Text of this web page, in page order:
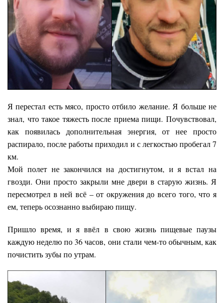
Я перестал есть мясо, просто отбило желание. Я больше не
знал, что такое тяжесть после приема пищи. Почувствовал,
как появилась дополнительная энергия, от нее просто
распирало, после работы приходил и с легкостью пробегал 7
км.
Мой полет не закончился на достигнутом, и я встал на
гвозди. Они просто закрыли мне двери в старую жизнь. Я
пересмотрел в ней всё – от окружения до всего того, что я
ем, теперь осознанно выбираю пищу.
Пришло время, и я ввёл в свою жизнь пищевые паузы
каждую неделю по 36 часов, они стали чем-то обычным, как
почистить зубы по утрам.